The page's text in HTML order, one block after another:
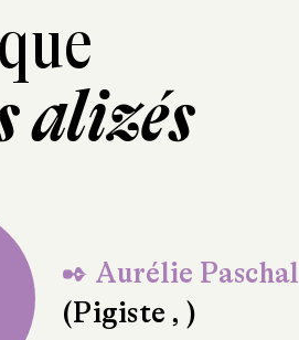
alizés
✒ Aurélie Paschal
(Pigiste , )